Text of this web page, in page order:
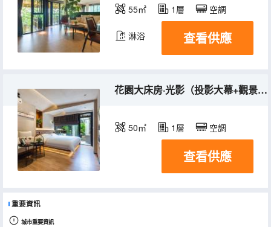
55㎡ 1層 空調
淋浴 查看供應
花園大床房·光影（投影大幕+觀景庭院+電熱晾衣架）
50㎡ 1層 空調
查看供應
重要資訊
城市重要資訊